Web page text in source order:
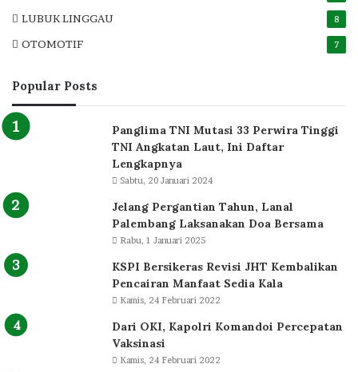
LUBUK LINGGAU 8
OTOMOTIF 7
Popular Posts
Panglima TNI Mutasi 33 Perwira Tinggi
TNI Angkatan Laut, Ini Daftar
Lengkapnya
Sabtu, 20 Januari 2024
Jelang Pergantian Tahun, Lanal
Palembang Laksanakan Doa Bersama
Rabu, 1 Januari 2025
KSPI Bersikeras Revisi JHT Kembalikan
Pencairan Manfaat Sedia Kala
Kamis, 24 Februari 2022
Dari OKI, Kapolri Komandoi Percepatan
Vaksinasi
Kamis, 24 Februari 2022